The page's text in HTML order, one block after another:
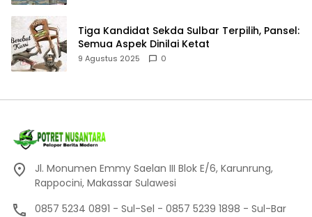
Tiga Kandidat Sekda Sulbar Terpilih, Pansel:
Semua Aspek Dinilai Ketat
9 Agustus 2025 0
Jl. Monumen Emmy Saelan III Blok E/6, Karunrung,
Rappocini, Makassar Sulawesi
0857 5234 0891 - Sul-Sel - 0857 5239 1898 - Sul-Bar